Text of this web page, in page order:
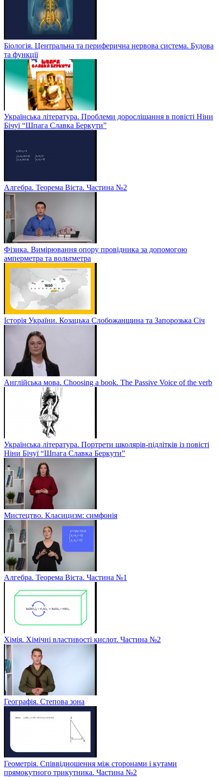
Біологія. Центральна та периферична нервова система. Будова
та функції
Українська література. Проблеми дорослішання в повісті Ніни
Бічуї “Шпага Славка Беркути”
Алгебра. Теорема Вієта. Частина №2
Фізика. Вимірювання опору провідника за допомогою
амперметра та вольтметра
Історія України. Козацька Слобожанщина та Запорозька Січ
Англійська мова. Choosing a book. The Passive Voice of the verb
Українська література. Портрети школярів-підлітків із повісті
Ніни Бічуї “Шпага Славка Беркути”
Мистецтво. Класицизм: симфонія
Алгебра. Теорема Вієта. Частина №1
Хімія. Хімічні властивості кислот. Частина №2
Географія. Степова зона
Геометрія. Співвідношення між сторонами і кутами
прямокутного трикутника. Частина №2